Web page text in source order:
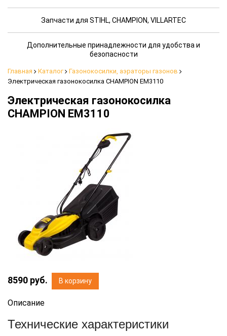
Запчасти для STIHL, CHAMPION, VILLARTEC
Дополнительные принадлежности для удобства и
безопасности
Главная Каталог
Газонокосилки, аэраторы газонов
Электрическая газонокосилка CHAMPION EM3110
Электрическая газонокосилка
CHAMPION EM3110
8590 руб. В корзину
Описание
Технические характеристики